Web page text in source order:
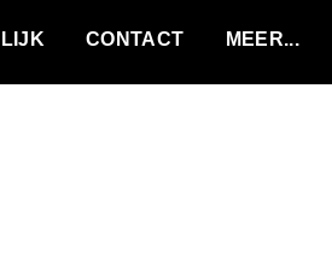
CONTACT